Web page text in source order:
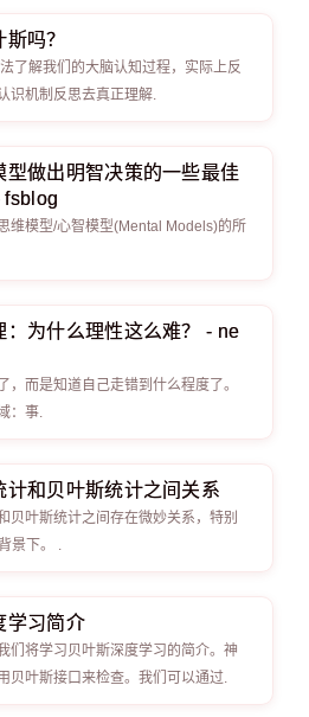
吗？
了解我们的大脑认知过程，实际上反
识机制反思去真正理解.
型做出明智决策的一些最佳
fsblog
维模型/心智模型(Mental Models)的所
：为什么理性这么难？ - ne
，而是知道自己走错到什么程度了。
：事.
计和贝叶斯统计之间关系
贝叶斯统计之间存在微妙关系，特别
景下。 .
学习简介
们将学习贝叶斯深度学习的简介。神
贝叶斯接口来检查。我们可以通过.